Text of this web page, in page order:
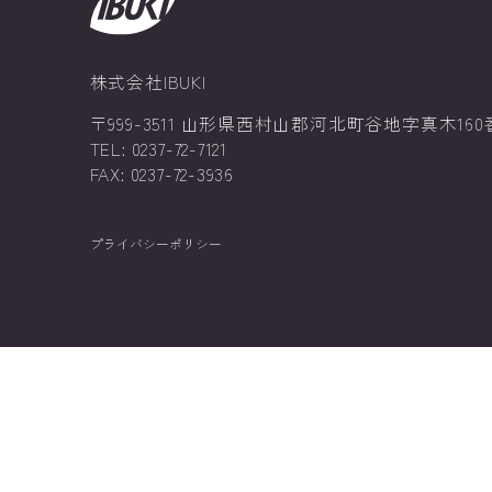
株式会社IBUKI
〒999-3511 山形県西村山郡河北町谷地字真木160
TEL: 0237-72-7121
FAX: 0237-72-3936
プライバシーポリシー